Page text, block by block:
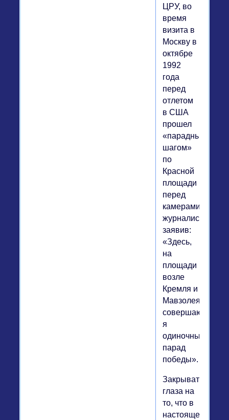
ЦРУ, во
время
визита в
Москву в
октябре
1992
года
перед
отлетом
в США
прошел
«парадным
шагом»
по
Красной
площади
перед
камерами
журналистов,
заявив:
«Здесь,
на
площади
возле
Кремля и
Мавзолея,
совершаю
я
одиночный
парад
победы».
Закрывать
глаза на
то, что в
настоящее